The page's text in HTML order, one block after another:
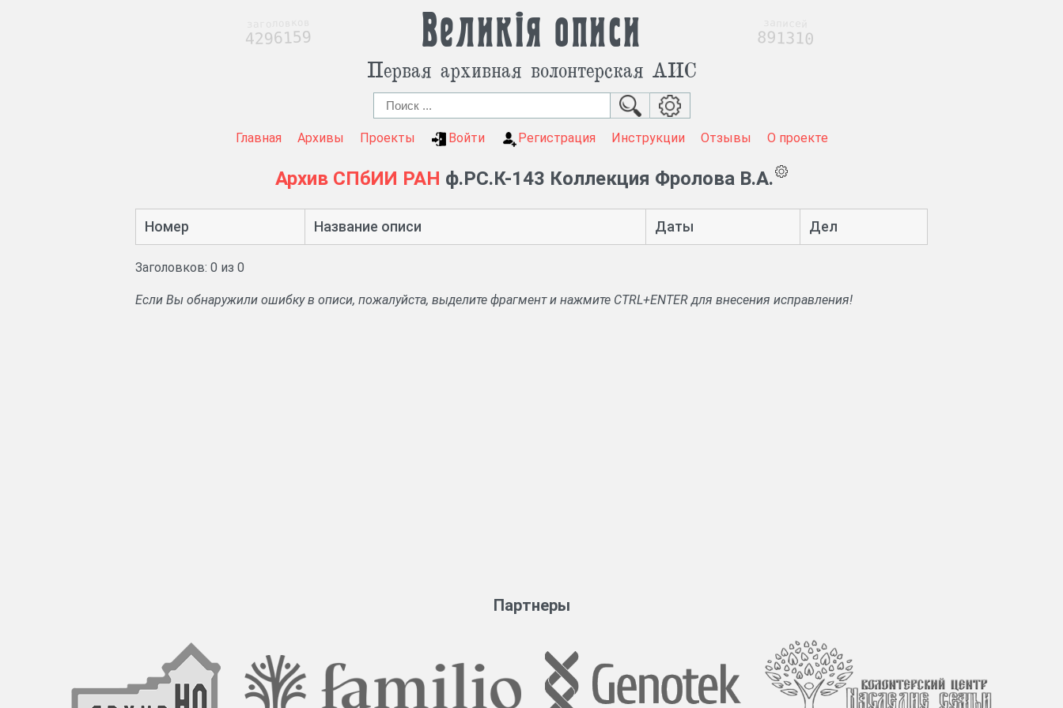
Великія описи
Первая архивная волонтерская АИС
Главная Архивы Проекты Войти Регистрация Инструкции Отзывы О проекте
Архив СПбИИ РАН ф.РС.К-143 Коллекция Фролова В.А.
Номер Название описи Даты Дел
Заголовков: 0 из 0
Если Вы обнаружили ошибку в описи, пожалуйста, выделите фрагмент и нажмите CTRL+ENTER для внесения исправления!
Партнеры
4296159 891310